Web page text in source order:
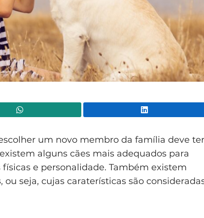
um novo membro da família deve ter
alguns cães mais adequados para
e personalidade. Também existem
, ou seja, cujas caraterísticas são